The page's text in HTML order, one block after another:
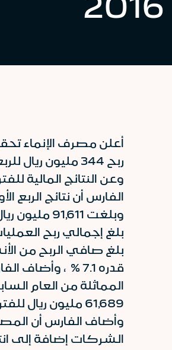
ربح 344 مليون ريال للربع المماثل من العام السابق و 386 مليون ريال في الربع الأخير من العام 2015م .
61,689 مليون ريال للفترة المماثلة من العام السابق بارتفاع قدره 11.5 % و 65,695 مليون ريال للربع الرابع من عام 2015م .
وأضاف الفارس أن